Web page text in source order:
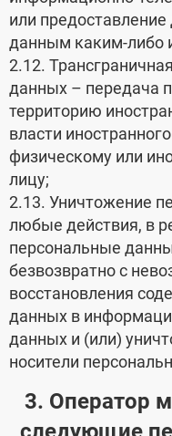
или
данным каким-либо
2.12.
данных – передача
территорию
власти
физическому или
лицу;
2.13. Уничтожение
любые действия, в
персональные
безвозвратно с
восстановления
данных в
данных и (или)
носители
3. Оператор